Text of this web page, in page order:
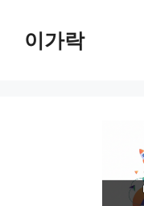
이가락